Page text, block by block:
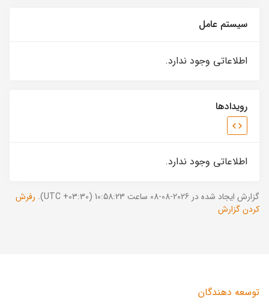
سیستم عامل
اطلاعاتی وجود ندارد.
رویدادها
اطلاعاتی وجود ندارد.
گزارش ایجاد شده در 2026-08-08 ساعت 10:58:23 (UTC +03:30).
رفرش
کردن گزارش
توسعه دهندگان